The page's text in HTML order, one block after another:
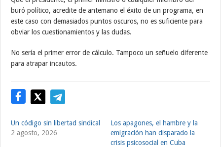
buró político, acredite de antemano el éxito de un programa, en
este caso con demasiados puntos oscuros, no es suficiente para
obviar los cuestionamientos y las dudas.
No sería el primer error de cálculo. Tampoco un señuelo diferente
para atrapar incautos.
Un código sin libertad sindical
2 agosto, 2026
Los apagones, el hambre y la
emigración han disparado la
crisis psicosocial en Cuba